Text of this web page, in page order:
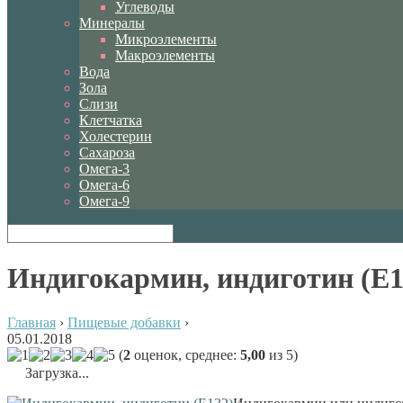
Углеводы
Минералы
Микроэлементы
Макроэлементы
Вода
Зола
Слизи
Клетчатка
Холестерин
Сахароза
Омега-3
Омега-6
Омега-9
Индигокармин, индиготин
Главная › Пищевые добавки ›
05.01.2018
(2 оценок, среднее: 5,00 из 5)
Загрузка...